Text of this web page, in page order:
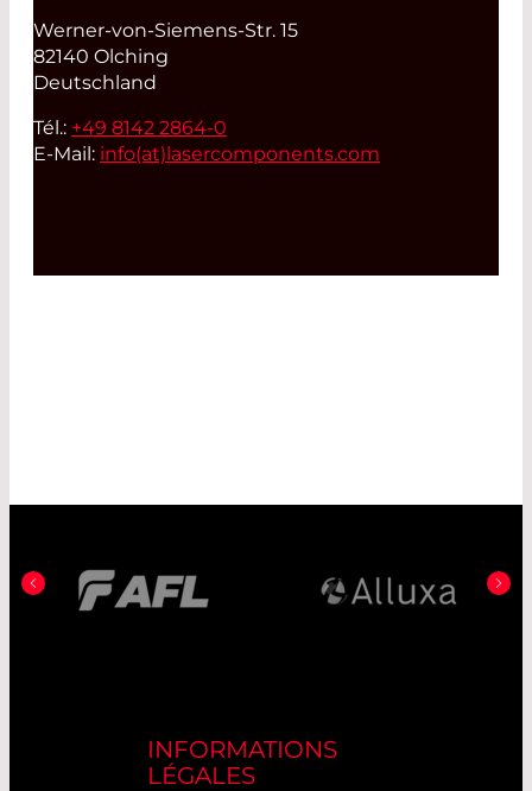
Werner-von-Siemens-Str. 15
82140 Olching
Deutschland
Tél.: +49 8142 2864-0
E-Mail: info(at)lasercomponents.com
INFORMATIONS
LÉGALES